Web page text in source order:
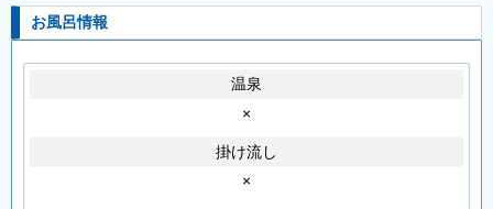
お風呂情報
温泉
×
掛け流し
×